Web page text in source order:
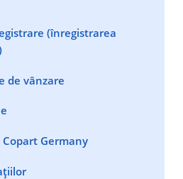
(înregistrarea
de vânzare
Germany